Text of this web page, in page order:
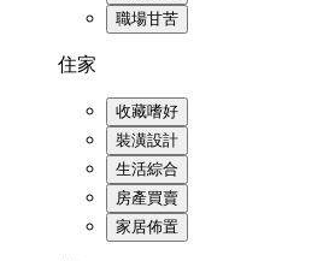
職場甘苦
住家
收藏嗜好
裝潢設計
生活綜合
房產買賣
家居佈置